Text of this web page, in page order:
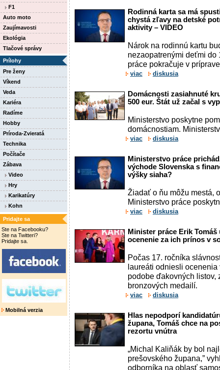
F1
Auto moto
Zaujímavosti
Ekológia
Tlačové správy
Prílohy
Pre ženy
Víkend
Veda
Kariéra
Radíme
Hobby
Príroda-Zvieratá
Technika
Počítače
Zábava
Video
Hry
Karikatúry
Kohn
Pridajte sa
Ste na Facebooku?
Ste na Twitteri?
Pridajte sa.
Mobilná verzia
Rodinná karta sa má
chystá zľavy na detské
aktivity – VIDEO
Nárok na rodinnú kartu
nezaopatrenými deťmi do
práce pokračuje v
viac diskusia
Domácnosti zasiahnuté
500 eur. Štát už začal s
Ministerstvo poskytne
domácnostiam.
viac diskusia
Ministerstvo práce
východe Slovenska s
výšky siaha?
Žiadať o ňu môžu mestá,
Ministerstvo práce
viac diskusia
Minister práce Erik
ocenenie za ich prínos v
Počas 17. ročníka
laureáti odniesli
podobe ďakovných listov,
bronzových medailí.
viac diskusia
Hlas nepodporí
župana, Tomáš chce na
rezortu vnútra
„Michal Kaliňák by bol
prešovského župana,”
odborníka na oblasť